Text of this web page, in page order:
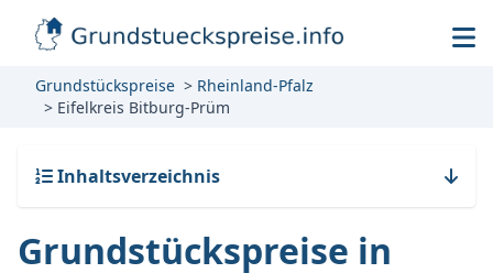
Grundstückspreise
Rheinland-Pfalz
Eifelkreis Bitburg-Prüm
Inhaltsverzeichnis
Grundstückspreise in